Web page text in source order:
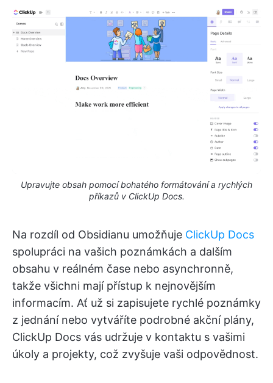
Upravujte obsah pomocí bohatého formátování a rychlých
příkazů v ClickUp Docs.
Na rozdíl od Obsidianu umožňuje ClickUp Docs
spolupráci na vašich poznámkách a dalším
obsahu v reálném čase nebo asynchronně,
takže všichni mají přístup k nejnovějším
informacím. Ať už si zapisujete rychlé poznámky
z jednání nebo vytváříte podrobné akční plány,
ClickUp Docs vás udržuje v kontaktu s vašimi
úkoly a projekty, což zvyšuje vaši odpovědnost.